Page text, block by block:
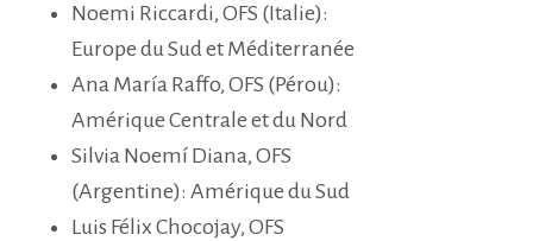
Noemi Riccardi, OFS (Italie):
Europe du Sud et Méditerranée
Ana María Raffo, OFS (Pérou):
Amérique Centrale et du Nord
Silvia Noemí Diana, OFS
(Argentine): Amérique du Sud
Luis Félix Chocojay, OFS